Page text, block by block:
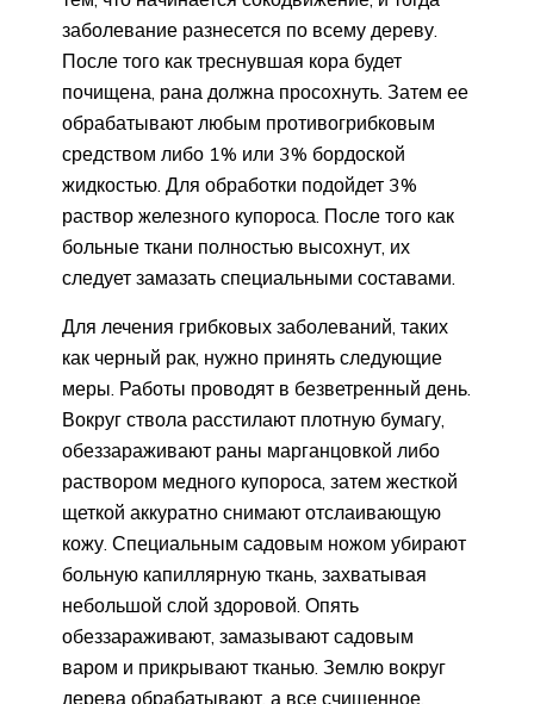
заболевание разнесется по всему дереву.
После того как треснувшая кора будет
почищена, рана должна просохнуть. Затем ее
обрабатывают любым противогрибковым
средством либо 1% или 3% бордоской
жидкостью. Для обработки подойдет 3%
раствор железного купороса. После того как
больные ткани полностью высохнут, их
следует замазать специальными составами.
Для лечения грибковых заболеваний, таких
как черный рак, нужно принять следующие
меры. Работы проводят в безветренный день.
Вокруг ствола расстилают плотную бумагу,
обеззараживают раны марганцовкой либо
раствором медного купороса, затем жесткой
щеткой аккуратно снимают отслаивающую
кожу. Специальным садовым ножом убирают
больную капиллярную ткань, захватывая
небольшой слой здоровой. Опять
обеззараживают, замазывают садовым
варом и прикрывают тканью. Землю вокруг
дерева обрабатывают, а все счищенное,